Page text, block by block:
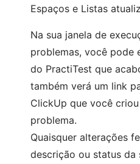
Espaços e Listas
Na sua janela de
problemas, você pode
do PractiTest que
também verá um link
ClickUp que você criou
problema.
Quaisquer alterações
descrição ou status